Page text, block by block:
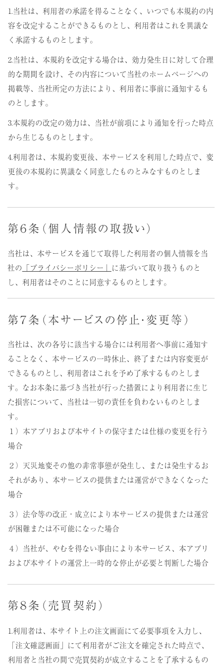
1.当社は、利用者の承諾を得ることなく、いつでも本規約の内
容を改定することができるものとし、利用者はこれを異議な
く承諾するものとします。
2.当社は、本規約を改定する場合は、効力発生日に対して合理
的な期間を設け、その内容について当社のホームページへの
掲載等、当社所定の方法により、利用者に事前に通知するも
のとします。
3.本規約の改定の効力は、当社が前項により通知を行った時点
から生じるものとします。
4.利用者は、本規約変更後、本サービスを利用した時点で、変
更後の本規約に異議なく同意したものとみなすものとしま
す。
第６条（個人情報の取扱い）
当社は、本サービスを通じて取得した利用者の個人情報を当
社の 「プライバシーポリシー」 に基づいて取り扱うものと
し、利用者はそのことに同意するものとします。
第７条（本サービスの停止・変更等）
当社は、次の各号に該当する場合には利用者へ事前に通知す
ることなく、本サービスの一時休止、終了または内容変更が
できるものとし、利用者はこれを予め了承するものとしま
す。なお本条に基づき当社が行った措置により利用者に生じ
た損害について、当社は一切の責任を負わないものとしま
す。
１）本アプリおよび本サイトの保守または仕様の変更を行う
場合
２）天災地変その他の非常事態が発生し、または発生するお
それがあり、本サービスの提供または運営ができなくなった
場合
３）法令等の改正・成立により本サービスの提供または運営
が困難または不可能になった場合
４）当社が、やむを得ない事由により本サービス、本アプリ
および本サイトの運営上一時的な停止が必要と判断した場合
第８条（売買契約）
1.利用者は、本サイト上の注文画面にて必要事項を入力し、
「注文確認画面」にて利用者がご注文を確定された時点で、
利用者と当社の間で売買契約が成立することを了承するもの